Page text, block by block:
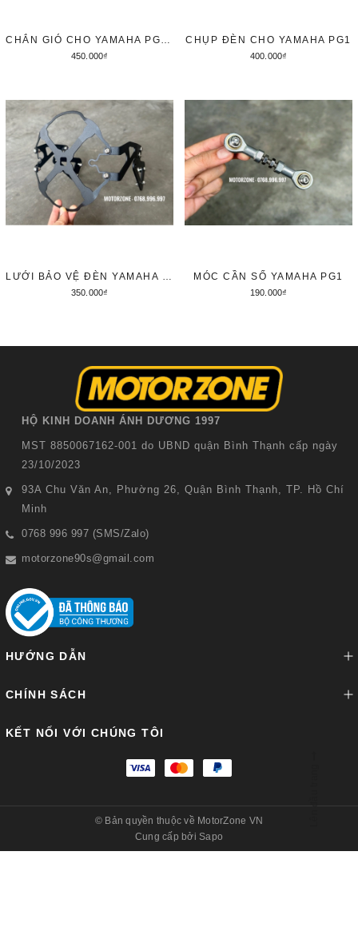
CHẮN GIÓ CHO YAMAHA PG1 KIỂU MOTOLORD
450.000₫
CHỤP ĐÈN CHO YAMAHA PG1
400.000₫
LƯỚI BẢO VỆ ĐÈN YAMAHA PG1
350.000₫
MÓC CẦN SỐ YAMAHA PG1
190.000₫
HỘ KINH DOANH ÁNH DƯƠNG 1997
MST 8850067162-001 do UBND quận Bình Thạnh cấp ngày
23/10/2023
93A Chu Văn An, Phường 26, Quận Bình Thạnh, TP. Hồ Chí
Minh
0768 996 997 (SMS/Zalo)
motorzone90s@gmail.com
HƯỚNG DẪN
CHÍNH SÁCH
KẾT NỐI VỚI CHÚNG TÔI
© Bản quyền thuộc về MotorZone VN
Cung cấp bởi Sapo
Lên đầu trang